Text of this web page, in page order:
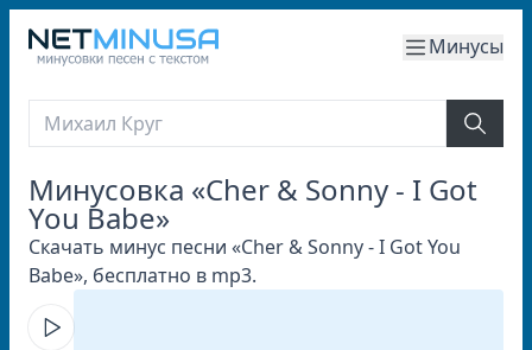
Минусы
Минусовка «Cher & Sonny - I Got
You Babe»
Скачать минус песни «Cher & Sonny - I Got You
Babe», бесплатно в mp3.